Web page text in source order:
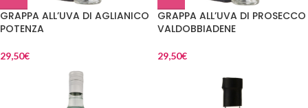
GRAPPA ALL’UVA DI AGLIANICO
POTENZA
29,50€
GRAPPA ALL’UVA DI PROSECCO
VALDOBBIADENE
29,50€